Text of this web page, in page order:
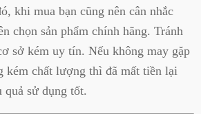
khi mua bạn cũng nên cân nhắc
chọn sản phẩm chính hãng. Tránh
sở kém uy tín. Nếu không may gặp
kém chất lượng thì đã mất tiền lại
sử dụng tốt.